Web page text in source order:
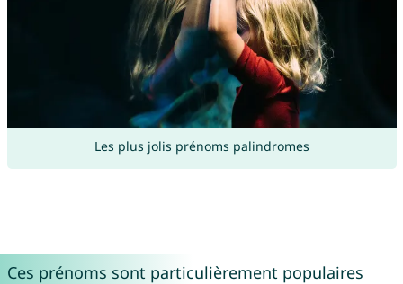
Les plus jolis prénoms palindromes
Ces prénoms sont particulièrement populaires